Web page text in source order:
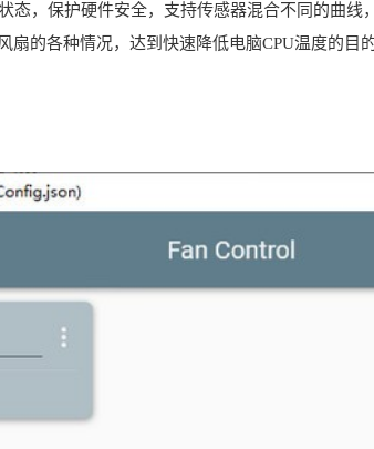
态，保护硬件安全，支持传感器混合不同的曲线
扇的各种情况，达到快速降低电脑CPU温度的目